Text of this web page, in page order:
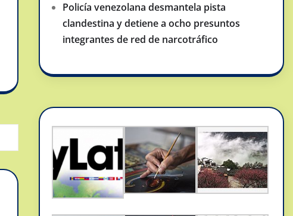
Policía venezolana desmantela pista
clandestina y detiene a ocho presuntos
integrantes de red de narcotráfico